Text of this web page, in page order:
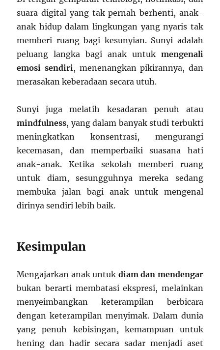
suara digital yang tak pernah berhenti, anak-
anak hidup dalam lingkungan yang nyaris tak
memberi ruang bagi kesunyian. Sunyi adalah
peluang langka bagi anak untuk mengenali
emosi sendiri, menenangkan pikirannya, dan
merasakan keberadaan secara utuh.
Sunyi juga melatih kesadaran penuh atau
mindfulness, yang dalam banyak studi terbukti
meningkatkan konsentrasi, mengurangi
kecemasan, dan memperbaiki suasana hati
anak-anak. Ketika sekolah memberi ruang
untuk diam, sesungguhnya mereka sedang
membuka jalan bagi anak untuk mengenal
dirinya sendiri lebih baik.
Kesimpulan
Mengajarkan anak untuk diam dan mendengar
bukan berarti membatasi ekspresi, melainkan
menyeimbangkan keterampilan berbicara
dengan keterampilan menyimak. Dalam dunia
yang penuh kebisingan, kemampuan untuk
hening dan hadir secara sadar menjadi aset